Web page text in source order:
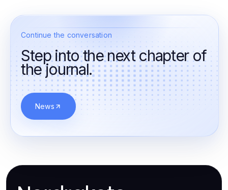
Continue the conversation
Step into the next chapter of
the journal.
News